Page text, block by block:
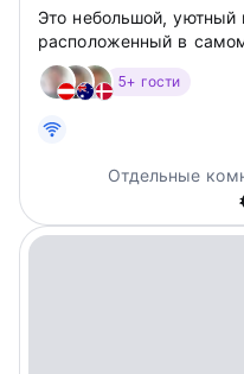
Это небольшой,
расположенный в
широкий выбор
находимся в5+ гости
Отдельные